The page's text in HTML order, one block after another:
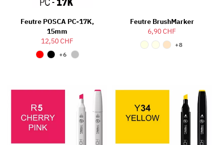
Feutre POSCA PC-17K,
15mm
12,50 CHF
+6
Feutre BrushMarker
6,90 CHF
+8